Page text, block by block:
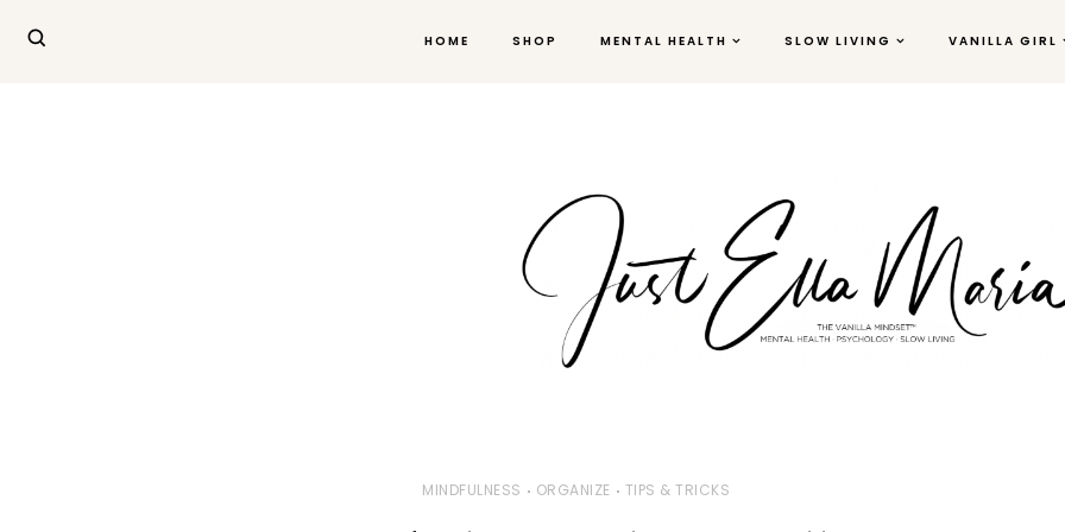
HOME SHOP MENTAL HEALTH SLOW LIVING VANILLA GIRL
MINDFULNESS ORGANIZE TIPS & TRICKS